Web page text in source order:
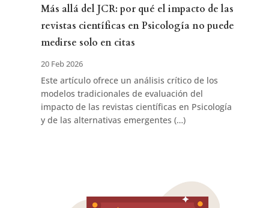
Más allá del JCR: por qué el impacto de las
revistas científicas en Psicología no puede
medirse solo en citas
20 Feb 2026
Este artículo ofrece un análisis crítico de los
modelos tradicionales de evaluación del
impacto de las revistas científicas en Psicología
y de las alternativas emergentes (…)